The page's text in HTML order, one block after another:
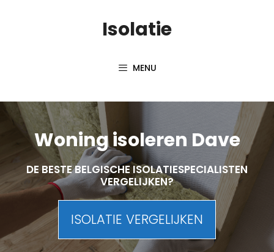
Isolatie
MENU
Woning isoleren Dave
DE BESTE BELGISCHE ISOLATIESPECIALISTEN
VERGELIJKEN?
ISOLATIE VERGELIJKEN